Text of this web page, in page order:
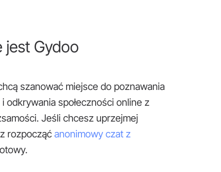
jest Gydoo
szanować miejsce do poznawania
odkrywania społeczności online z
Jeśli chcesz uprzejmej
rozpocząć anonimowy czat z